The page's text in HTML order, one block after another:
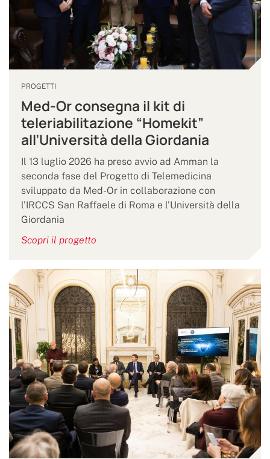
PROGETTI
Med-Or consegna il kit di
teleriabilitazione “Homekit”
all’Università della Giordania
Il 13 luglio 2026 ha preso avvio ad Amman la
seconda fase del Progetto di Telemedicina
sviluppato da Med-Or in collaborazione con
l’IRCCS San Raffaele di Roma e l’Università della
Giordania
Scopri il progetto